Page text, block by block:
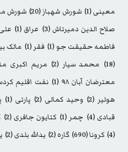
معینی(1) شورش شهباز(20) شورش
صلاح الدین دمیرتاش (3) عراق (1)
فاطمه حقیقت جو (1) فقر (1) مالک
(18)
محمد سیار (2) مریم اکبری
معترضان آبان ۹۸
(1) نفت اقلیم
هولیر (2) وحید کمالی (2) پارتی (1)
قبادی (4) چمر (1) کتایون جافری (2)
(4)
کرونا(690) گاره(2) یدالله بلدی(2)